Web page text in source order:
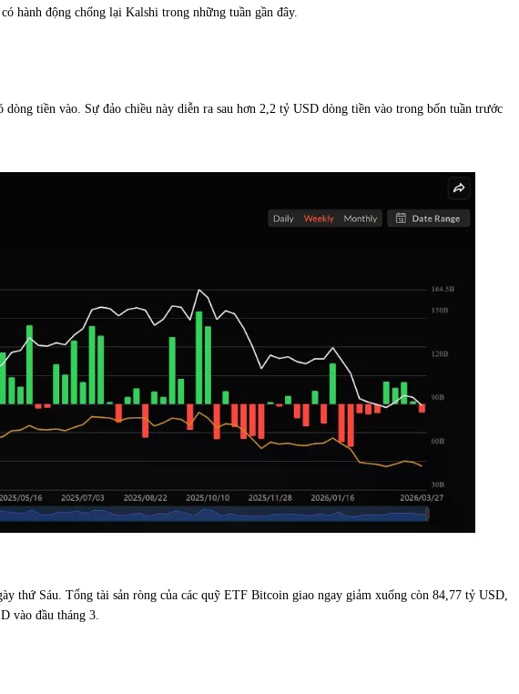
hành động chống lại Kalshi trong những tuần gần đây.
tiền vào. Sự đảo chiều này diễn ra sau hơn 2,2 tỷ USD dòng tiền vào trong bốn tuần trước
thứ Sáu. Tổng tài sản ròng của các quỹ ETF Bitcoin giao ngay giảm xuống còn 84,77 tỷ USD,
vào đầu tháng 3.